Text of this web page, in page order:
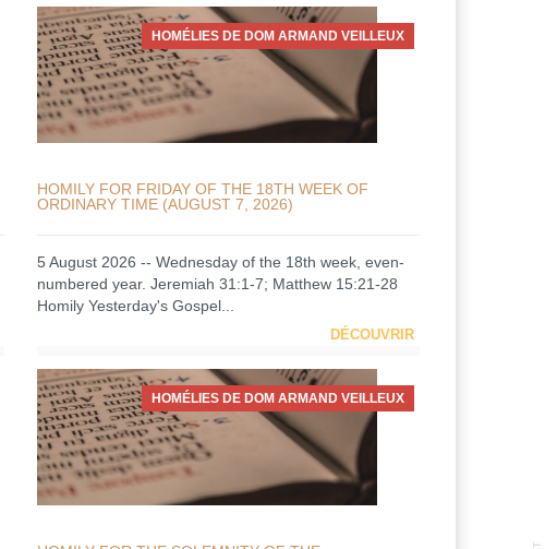
HOMÉLIES DE DOM ARMAND VEILLEUX
HOMILY FOR FRIDAY OF THE 18TH WEEK OF
ORDINARY TIME (AUGUST 7, 2026)
5 August 2026 -- Wednesday of the 18th week, even-
numbered year. Jeremiah 31:1-7; Matthew 15:21-28
Homily Yesterday's Gospel...
DÉCOUVRIR
HOMÉLIES DE DOM ARMAND VEILLEUX